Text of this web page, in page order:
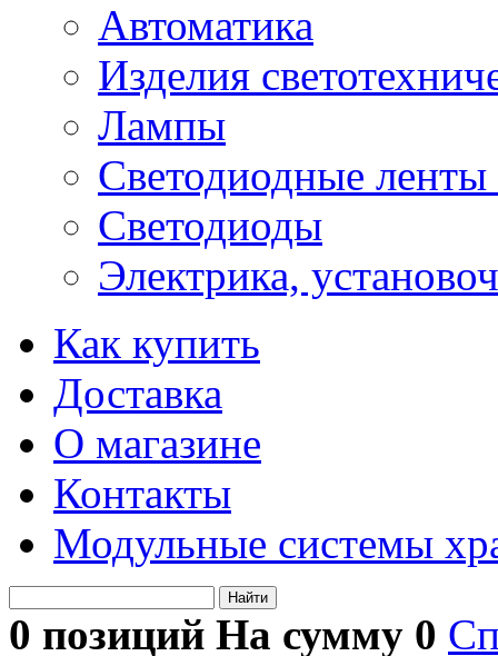
Автоматика
Изделия
Лампы
Светодиодные
Светодиоды
Электрика,
Как купить
Доставка
О магазине
Контакты
Модульные системы
Найти
0 позиций На сумму 0